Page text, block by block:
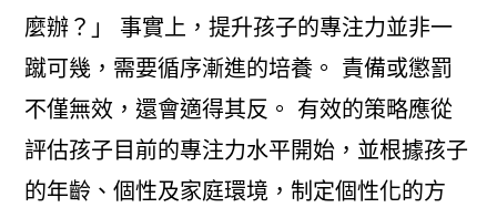
麼辦？」 事實上，提升孩子的專注力並非一
蹴可幾，需要循序漸進的培養。 責備或懲罰
不僅無效，還會適得其反。 有效的策略應從
評估孩子目前的專注力水平開始，並根據孩子
的年齡、個性及家庭環境，制定個性化的方